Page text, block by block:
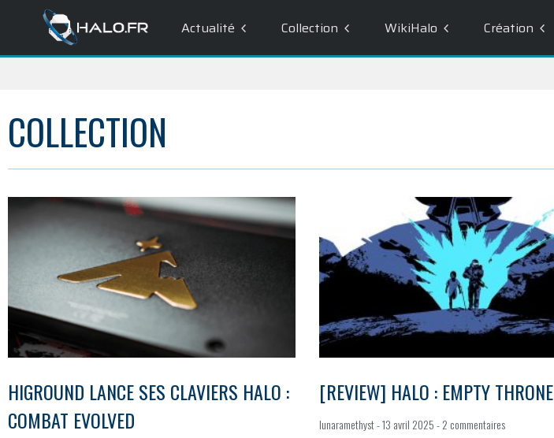
Actualité Collection WikiHalo Création
COLLECTION
HIGROUND LANCE SES CLAVIERS HALO :
COMBAT EVOLVED
[REVIEW] HALO : EMPTY THRONE
lunaramethyst 13 avril 2025 2 commentaires